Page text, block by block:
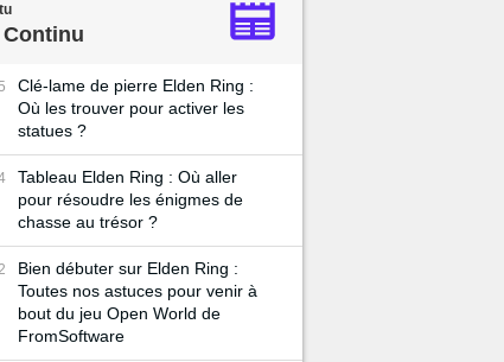
Continu
Clé-lame de pierre Elden Ring :
Où les trouver pour activer les
statues ?
Tableau Elden Ring : Où aller
pour résoudre les énigmes de
chasse au trésor ?
Bien débuter sur Elden Ring :
Toutes nos astuces pour venir à
bout du jeu Open World de
FromSoftware